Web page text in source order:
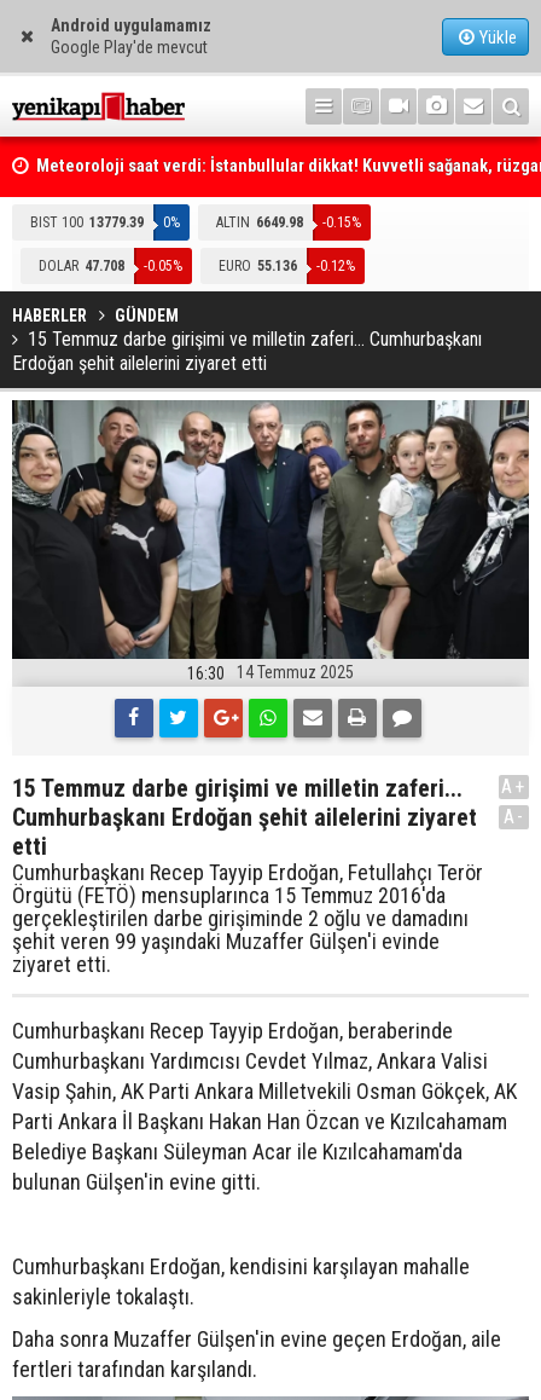
Android uygulamamız
Google Play'de mevcut
Yükle
fırtına geliyor... Tedbirinizi alın
Emniyet Genel Müdürlüğüne (EGM) 6 bin 250 kadro ihdas edildi
BIST 100 13779.39 0% ALTIN 6649.98 -0.15%
DOLAR 47.708 -0.05% EURO 55.136 -0.12%
HABERLER GÜNDEM
15 Temmuz darbe girişimi ve milletin zaferi... Cumhurbaşkanı
Erdoğan şehit ailelerini ziyaret etti
16:30 14 Temmuz 2025
15 Temmuz darbe girişimi ve milletin zaferi...
Cumhurbaşkanı Erdoğan şehit ailelerini ziyaret
etti
Cumhurbaşkanı Recep Tayyip Erdoğan, Fetullahçı Terör
Örgütü (FETÖ) mensuplarınca 15 Temmuz 2016'da
gerçekleştirilen darbe girişiminde 2 oğlu ve damadını
şehit veren 99 yaşındaki Muzaffer Gülşen'i evinde
ziyaret etti.
A+
A-
Cumhurbaşkanı Recep Tayyip Erdoğan, beraberinde
Cumhurbaşkanı Yardımcısı Cevdet Yılmaz, Ankara Valisi
Vasip Şahin, AK Parti Ankara Milletvekili Osman Gökçek, AK
Parti Ankara İl Başkanı Hakan Han Özcan ve Kızılcahamam
Belediye Başkanı Süleyman Acar ile Kızılcahamam'da
bulunan Gülşen'in evine gitti.
Cumhurbaşkanı Erdoğan, kendisini karşılayan mahalle
sakinleriyle tokalaştı.
Daha sonra Muzaffer Gülşen'in evine geçen Erdoğan, aile
fertleri tarafından karşılandı.